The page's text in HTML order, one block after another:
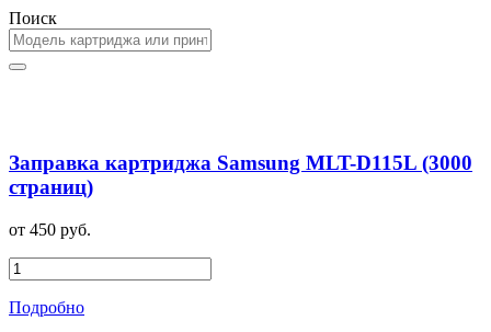
Поиск
Заправка картриджа Samsung MLT-D115L (3000
страниц)
от 450 руб.
Подробно